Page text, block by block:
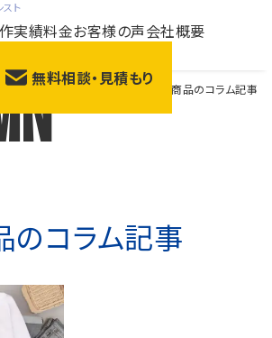
ト
採用動画
実績料金お客様の声会社概要
無料相談・見積もり
HOME > コラム 商品のコラム記事
のコラム記事